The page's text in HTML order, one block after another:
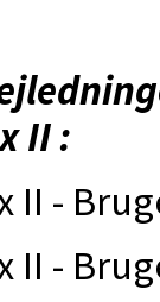
II :
II -
II -